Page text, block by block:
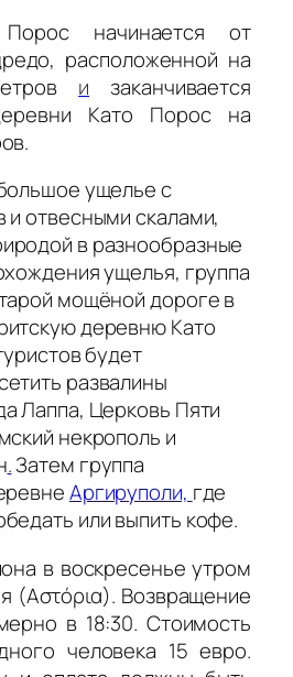
начинается от
расположенной на
и заканчивается
Като Порос на
ущелье с
и отвесными скалами,
в разнообразные
ущелья, группа
мощёной дороге в
деревню Като
будет
развалины
Лаппа, Церковь Пяти
некрополь и
.Затем группа
Аргируполи, где
или выпить кофе.
в воскресенье утром
(Αστόρια). Возвращение
в 18:30. Стоимость
человека 15 евро.